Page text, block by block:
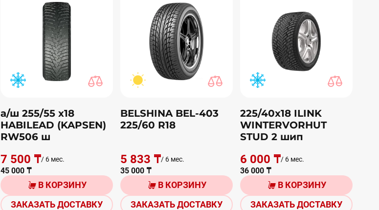
а/ш 255/55 х18
HABILEAD (KAPSEN)
RW506 ш
7 500 ₸/ 6 мес.
45 000 ₸
В КОРЗИНУ
ЗАКАЗАТЬ ДОСТАВКУ
BELSHINA BEL-403
225/60 R18
5 833 ₸/ 6 мес.
35 000 ₸
В КОРЗИНУ
ЗАКАЗАТЬ ДОСТАВКУ
225/40х18 ILINK
WINTERVORHUT
STUD 2 шип
6 000 ₸/ 6 мес.
36 000 ₸
В КОРЗИНУ
ЗАКАЗАТЬ ДОСТАВКУ